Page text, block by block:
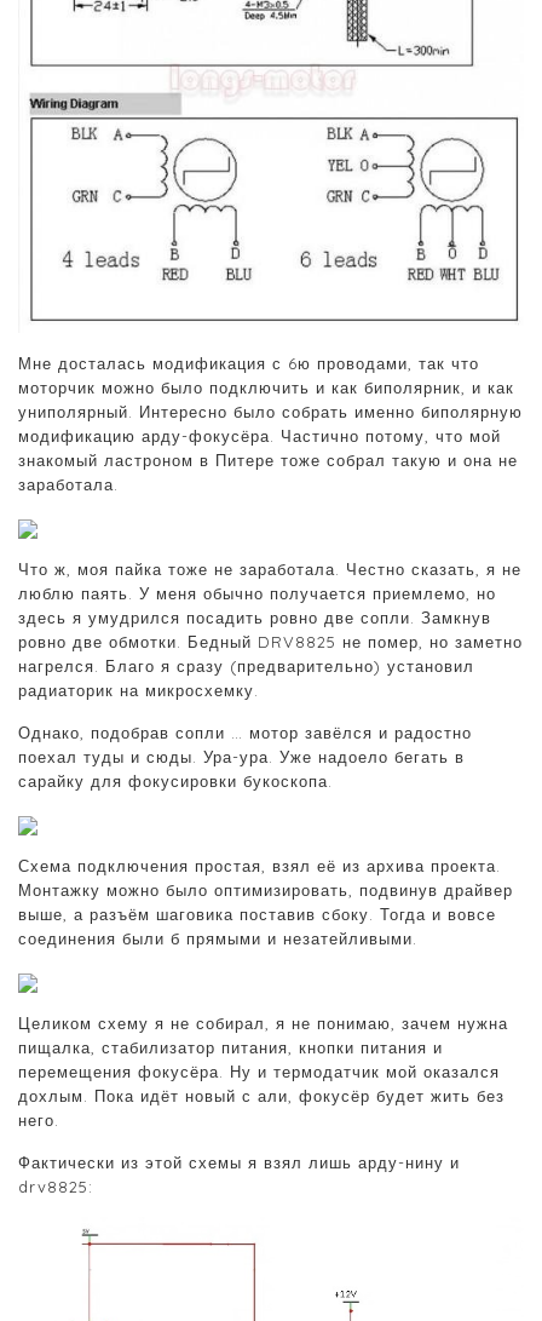
Мне досталась модификация с 6ю проводами, так что
моторчик можно было подключить и как биполярник, и как
униполярный. Интересно было собрать именно биполярную
модификацию арду-фокусёра. Частично потому, что мой
знакомый ластроном в Питере тоже собрал такую и она не
заработала.
Что ж, моя пайка тоже не заработала. Честно сказать, я не
люблю паять. У меня обычно получается приемлемо, но
здесь я умудрился посадить ровно две сопли. Замкнув
ровно две обмотки. Бедный DRV8825 не помер, но заметно
нагрелся. Благо я сразу (предварительно) установил
радиаторик на микросхемку.
Однако, подобрав сопли … мотор завёлся и радостно
поехал туды и сюды. Ура-ура. Уже надоело бегать в
сарайку для фокусировки букоскопа.
Схема подключения простая, взял её из архива проекта.
Монтажку можно было оптимизировать, подвинув драйвер
выше, а разъём шаговика поставив сбоку. Тогда и вовсе
соединения были б прямыми и незатейливыми.
Целиком схему я не собирал, я не понимаю, зачем нужна
пищалка, стабилизатор питания, кнопки питания и
перемещения фокусёра. Ну и термодатчик мой оказался
дохлым. Пока идёт новый с али, фокусёр будет жить без
него.
Фактически из этой схемы я взял лишь арду-нину и
drv8825: